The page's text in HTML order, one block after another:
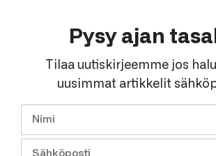
Pysy ajan
Tilaa uutiskirjeemme jos
uusimmat artikkelit